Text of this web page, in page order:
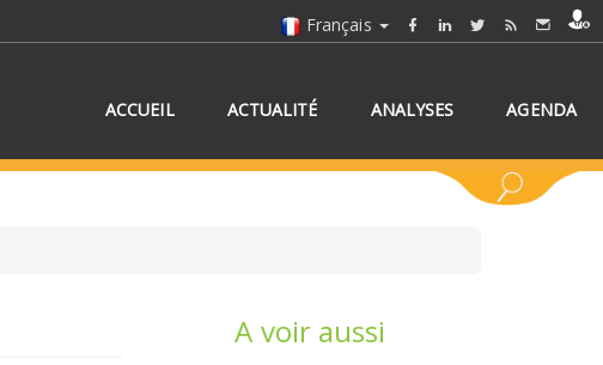
Français
ACCUEIL ACTUALITÉ ANALYSES AGENDA
A voir aussi